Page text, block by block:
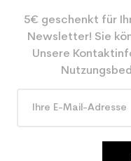
Farbe
CO2-Einsparungen
den Planeten (in kg)
5€ geschenkt für
Newsletter! Sie
Unsere